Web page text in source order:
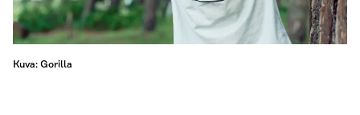
Kuva: Gorilla